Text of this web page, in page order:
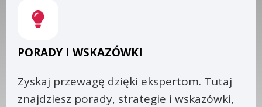
PORADY I WSKAZÓWKI
Zyskaj przewagę dzięki ekspertom. Tutaj
znajdziesz porady, strategie i wskazówki,